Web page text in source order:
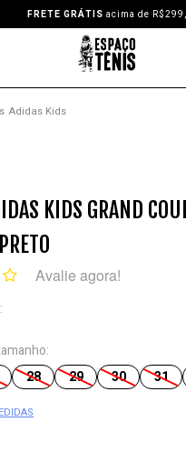
FRETE GRÁTIS acima de
Adidas Kids
KIDS GRAND
Avalie agora!
28 29 30 31